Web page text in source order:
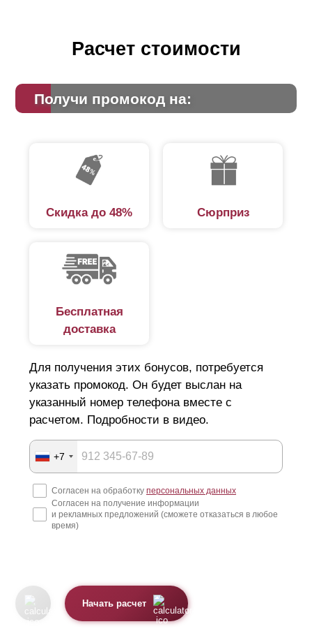
Расчет стоимости
Получи промокод на:
Скидка до 48% Сюрприз
Бесплатная
доставка
Для получения этих бонусов, потребуется
указать промокод. Он будет выслан на
указанный номер телефона вместе с
расчетом. Подробности в видео.
+7
Согласен на обработку персональных данных
Согласен на получение информации
и рекламных предложений (сможете отказаться в любое
время)
Начать расчет